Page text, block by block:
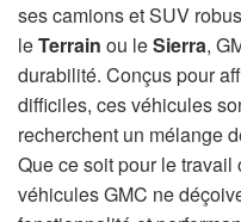
ses camions et SUV
leTerrain ou leSierra,
durabilité. Conçus pour
difficiles, ces véhicules
recherchent un mélange
Que ce soit pour le
véhicules GMC ne